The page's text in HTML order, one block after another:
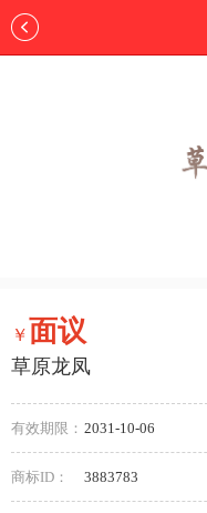
￥面议
草原龙凤
有效期限： 2031-10-06
商标ID： 3883783